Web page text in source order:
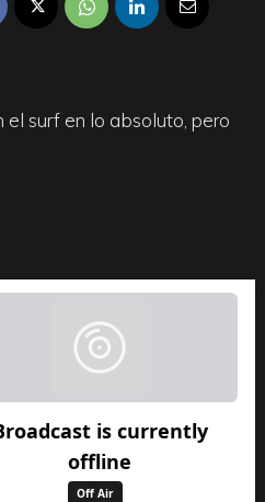
el surf en lo absoluto, pero